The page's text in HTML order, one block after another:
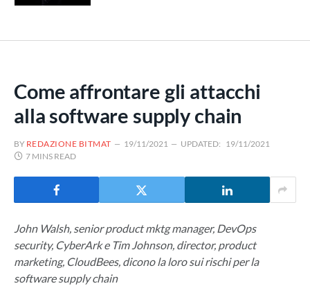
Come affrontare gli attacchi
alla software supply chain
BY REDAZIONE BITMAT 19/11/2021 UPDATED: 19/11/2021
7 MINS READ
John Walsh, senior product mktg manager, DevOps
security, CyberArk e Tim Johnson, director, product
marketing, CloudBees, dicono la loro sui rischi per la
software supply chain